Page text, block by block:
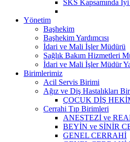
SKS Kapsamında
Yönetim
Başhekim
Başhekim Yardımcısı
İdari ve Mali İşler Müdürü
Sağlık Bakım Hizmetleri
İdari ve Mali İşler Müdür
Birimlerimiz
Acil Servis Birimi
Ağız ve Diş Hastalıkları
ÇOCUK DİŞ
Cerrahi Tıp Birimleri
ANESTEZİ ve
BEYİN ve SİNİR
GENEL CERRAHİ